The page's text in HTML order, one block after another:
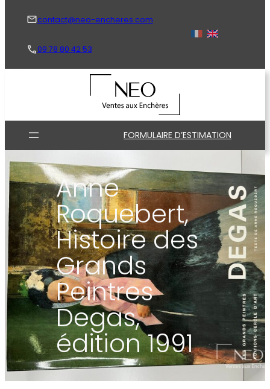
contact@neo-encheres.com
09 78 80 42 53
FORMULAIRE D’ESTIMATION
Anne
Roquebert,
Histoire des
Grands
Peintres
Degas,
édition 1991